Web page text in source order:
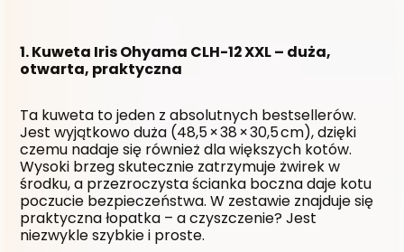
1. Kuweta Iris Ohyama CLH-12 XXL – duża,
otwarta, praktyczna
Ta kuweta to jeden z absolutnych bestsellerów.
Jest wyjątkowo duża (48,5 × 38 × 30,5 cm), dzięki
czemu nadaje się również dla większych kotów.
Wysoki brzeg skutecznie zatrzymuje żwirek w
środku, a przezroczysta ścianka boczna daje kotu
poczucie bezpieczeństwa. W zestawie znajduje się
praktyczna łopatka – a czyszczenie? Jest
niezwykle szybkie i proste.